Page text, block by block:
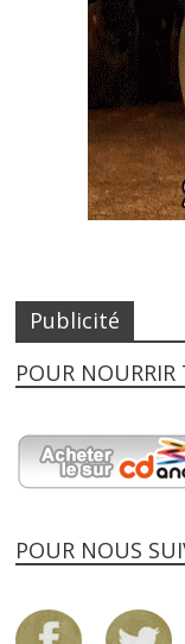
Publicité
POUR NOURRIR
POUR NOUS